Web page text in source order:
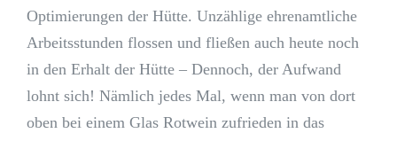
Optimierungen der Hütte. Unzählige ehrenamtliche
Arbeitsstunden flossen und fließen auch heute noch
in den Erhalt der Hütte – Dennoch, der Aufwand
lohnt sich! Nämlich jedes Mal, wenn man von dort
oben bei einem Glas Rotwein zufrieden in das